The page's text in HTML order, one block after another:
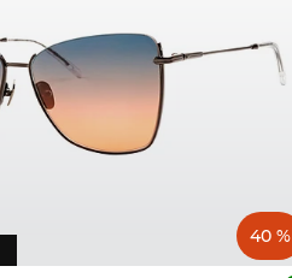
40 %